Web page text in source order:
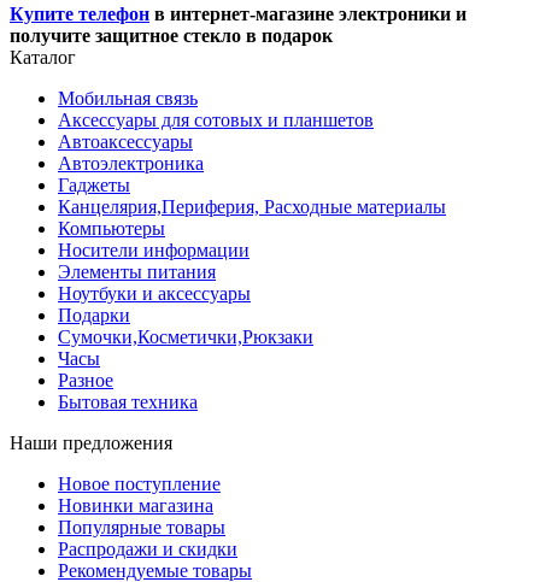
Купите телефон в интернет-магазине электроники и
получите защитное стекло в подарок
Каталог
Мобильная связь
Аксессуары для сотовых и планшетов
Автоаксессуары
Автоэлектроника
Гаджеты
Канцелярия,Периферия, Расходные материалы
Компьютеры
Носители информации
Элементы питания
Ноутбуки и аксессуары
Подарки
Сумочки,Косметички,Рюкзаки
Часы
Разное
Бытовая техника
Наши предложения
Новое поступление
Новинки магазина
Популярные товары
Распродажи и скидки
Рекомендуемые товары